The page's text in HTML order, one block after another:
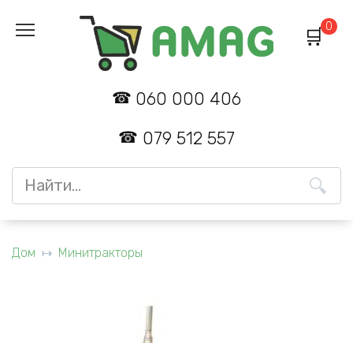
060 000 406
079 512 557
0
Search
for:
Дом Минитракторы